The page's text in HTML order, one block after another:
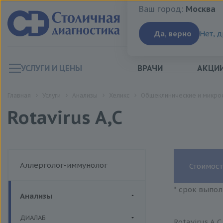
Ваш город:Москва
Ваш город: Москва
Да, верно Нет,
УСЛУГИ И ЦЕНЫ ВРАЧИ
Rotavirus А,С
Аллерголог-иммунолог
Анализы
ДИАЛАБ
* срок